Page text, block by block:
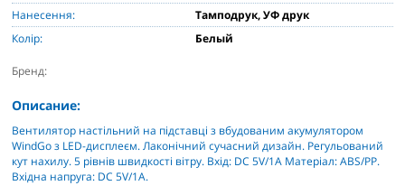
Нанесення:
Тамподрук, УФ друк
Колір:
Белый
Бренд:
Описание:
Вентилятор настільний на підставці з вбудованим акумулятором
WindGo з LED-дисплеєм. Лаконічний сучасний дизайн. Регульований
кут нахилу. 5 рівнів швидкості вітру. Вхід: DC 5V/1A Матеріал: ABS/PP.
Вхідна напруга: DC 5V/1A.